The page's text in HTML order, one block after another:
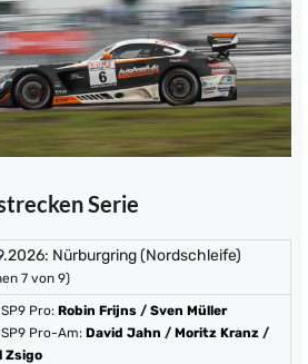
Serie
Nürburgring (Nordschleife)
7 von 9)
SP9 Pro: Robin Frijns / Sven Müller
SP9 Pro-Am: David Jahn / Moritz Kranz /
Zsigo